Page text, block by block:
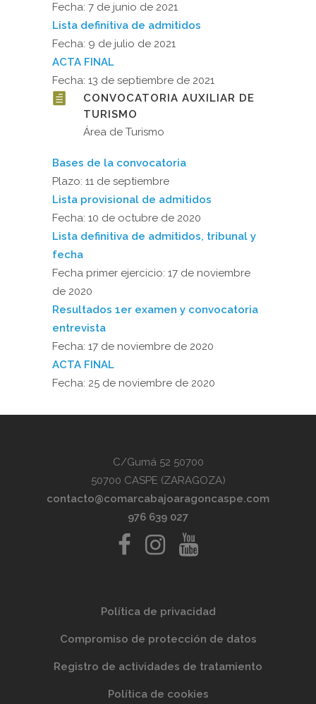
Fecha: 7 de junio de 2021
Lista definitiva de admitidos
Fecha: 9 de julio de 2021
ACTA FINAL
Fecha: 13 de septiembre de 2021
CONVOCATORIA AUXILIAR DE
TURISMO
Área de Turismo
Bases de la convocatoria
Plazo: 11 de septiembre
Lista provisional de admitidos
Fecha: 10 de octubre de 2020
Lista definitiva de admitidos, tribunal y
fecha
Fecha primer ejercicio: 17 de noviembre
de 2020
Resultados 1er examen y convocatoria
entrevista
Fecha: 17 de noviembre de 2020
ACTA FINAL
Fecha: 25 de noviembre de 2020
C/Gumá 52 50700
50700 CASPE (ZARAGOZA)
contacto@comarcabajoaragoncaspe.com
976 639 027
Política de privacidad
Compromiso de protección de datos
Registro de actividades de tratamiento
Política de cookies